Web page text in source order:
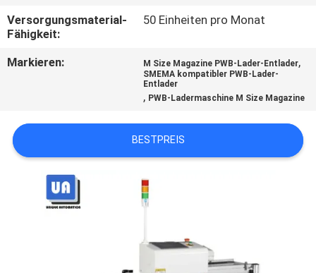
IN
VERBINDUNG
FORDERN
ZITAT
Versorgungsmaterial-
Fähigkeit:
50 Einheiten pro Monat
Markieren: M Size Magazine PWB-Lader-Entlader,
SMEMA kompatibler PWB-Lader-
Entlader
, PWB-Ladermaschine M Size Magazine
BESTPREIS